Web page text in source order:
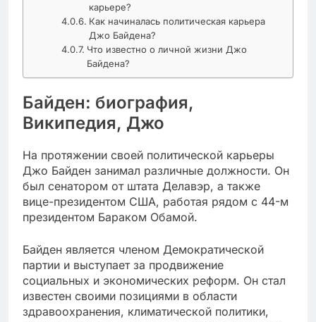
карьере?
Как начиналась политическая карьера
Джо Байдена?
Что известно о личной жизни Джо
Байдена?
Байден: биография,
Википедия, Джо
На протяжении своей политической карьеры
Джо Байден занимал различные должности. Он
был сенатором от штата Делавэр, а также
вице-президентом США, работая рядом с 44-м
президентом Бараком Обамой.
Байден является членом Демократической
партии и выступает за продвижение
социальных и экономических реформ. Он стал
известен своими позициями в области
здравоохранения, климатической политики,